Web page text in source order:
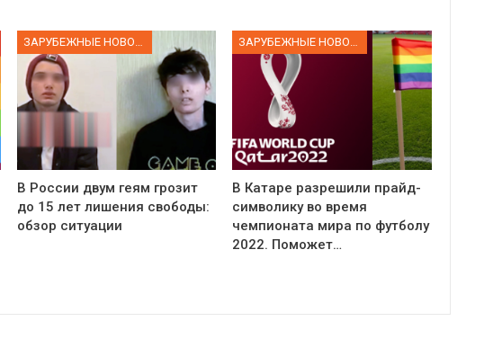
ЗАРУБЕЖНЫЕ НОВОСТИ
В России двум геям грозит
до 15 лет лишения свободы:
обзор ситуации
ЗАРУБЕЖНЫЕ НОВОСТИ
В Катаре разрешили прайд-
символику во время
чемпионата мира по футболу
2022. Поможет…